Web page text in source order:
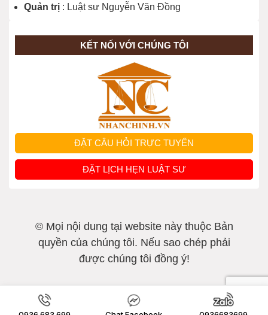
Quản trị : Luật sư Nguyễn Văn Đồng
KẾT NỐI VỚI CHÚNG TÔI
ĐẶT CÂU HỎI TRỰC TUYẾN
ĐẶT LỊCH HẸN LUẬT SƯ
© Mọi nội dung tại website này thuộc Bản
quyền của chúng tôi. Nếu sao chép phải
được chúng tôi đồng ý!